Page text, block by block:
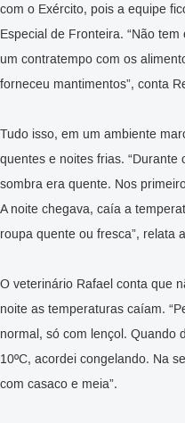
com o Exército, pois a equipe
Especial de Fronteira. “Não
um contratempo com os
forneceu mantimentos”, conta
Tudo isso, em um ambiente
quentes e noites frias.
sombra era quente. Nos
A noite chegava, caía a
roupa quente ou fresca”, relata
O veterinário Rafael conta que
noite as temperaturas caíam.
normal, só com lençol. Quando
10ºC, acordei congelando. Na
com casaco e meia”.